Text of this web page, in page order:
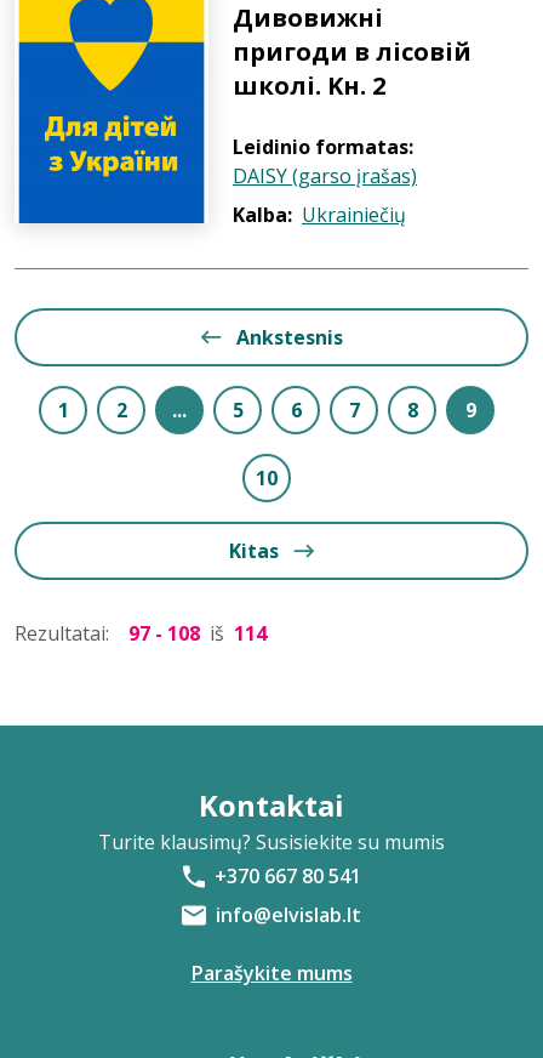
Дивовижні
пригоди в лісовій
школі. Kн. 2
Leidinio formatas:
DAISY (garso įrašas)
Kalba: Ukrainiečių
Ankstesnis
1 2 ... 5 6 7 8 9
10
Kitas
Rezultatai: 97 - 108 iš 114
Kontaktai
Turite klausimų? Susisiekite su mumis
+370 667 80 541
info@elvislab.lt
Parašykite mums